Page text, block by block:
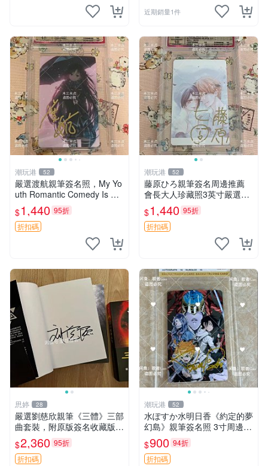
近期銷量1件
潮玩港 52
嚴選渡航親筆簽名照，My Yo
uth Romantic Comedy Is Wr
ong限量收藏版 青春戀愛物語
原創 漫畫周邊
$1,440 95折
折扣碼
潮玩港 52
藤原ひろ親筆簽名周邊推薦
會長大人珍藏照3英寸嚴選女
仆紀念品 面簽收藏 會長大人
簽名照 女仆照 面簽收藏
$1,440 95折
折扣碼
思婷 28
嚴選劉慈欣親筆《三體》三部
曲套裝，附原版簽名收藏版
三體 規格完整 網拍無疑真品
收藏推薦 《三體》全系列親
筆簽名版 電影原著珍藏必備
$2,360 95折
折扣碼
潮玩港 52
水ぽすか水明日香《約定的夢
幻島》親筆簽名照 3寸周邊照
片 簽名真跡 約束のネバーラ
ンド 周邊 照片收藏 水明日香
網路握手會簽名周邊 照片
$900 94折
折扣碼